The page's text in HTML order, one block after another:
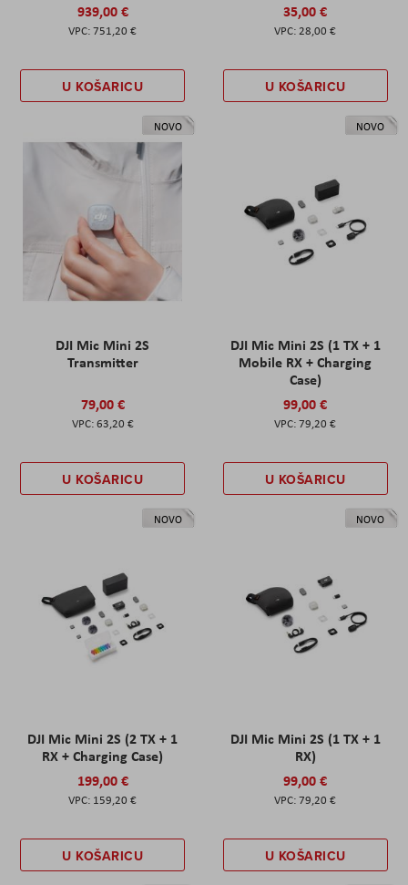
939,00 €
751,20 €
U KOŠARICU
35,00 €
28,00 €
U KOŠARICU
NOVO
DJI Mic Mini 2S
Transmitter
79,00 €
63,20 €
U KOŠARICU
NOVO
DJI Mic Mini 2S (1 TX + 1
Mobile RX + Charging
Case)
99,00 €
79,20 €
U KOŠARICU
NOVO
DJI Mic Mini 2S (2 TX + 1
RX + Charging Case)
199,00 €
159,20 €
U KOŠARICU
NOVO
DJI Mic Mini 2S (1 TX + 1
RX)
99,00 €
79,20 €
U KOŠARICU